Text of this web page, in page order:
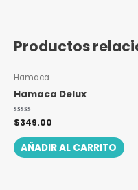
Productos
Hamaca
Hamaca Delux
Valorado
con
de
5
$349.00
AÑADIR AL CARRITO